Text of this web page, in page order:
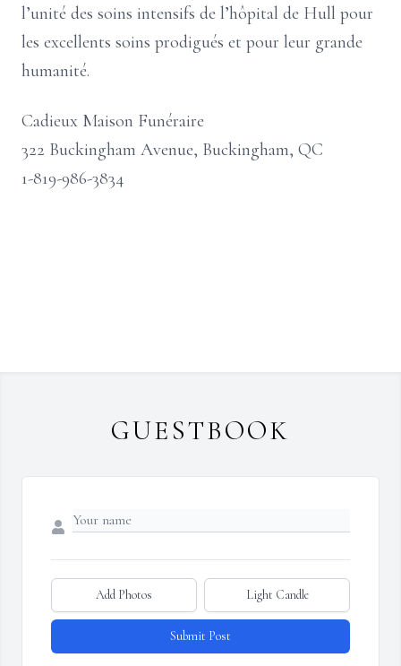
l’unité des soins intensifs de l’hôpital de Hull pour
les excellents soins prodigués et pour leur grande
humanité.
Cadieux Maison Funéraire
322 Buckingham Avenue, Buckingham, QC
1-819-986-3834
GUESTBOOK
Add Photos Light Candle
Submit Post